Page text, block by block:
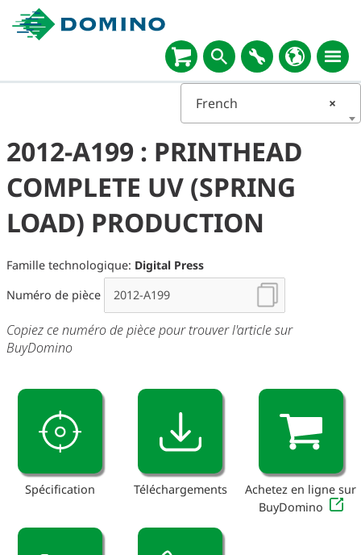
×
French
2012-A199 : PRINTHEAD
COMPLETE UV (SPRING
LOAD) PRODUCTION
Famille technologique: Digital Press
Numéro de pièce
Copiez ce numéro de pièce pour trouver l'article sur
BuyDomino
Spécification Téléchargements
Achetez en ligne sur
BuyDomino